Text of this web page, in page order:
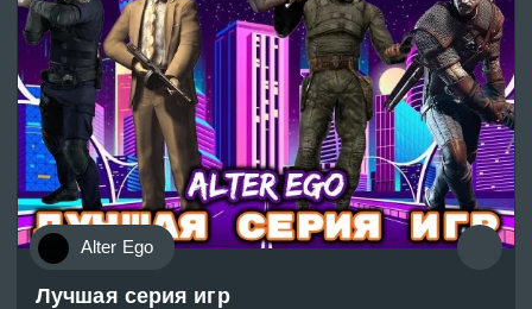
Alter Ego
Лучшая серия игр